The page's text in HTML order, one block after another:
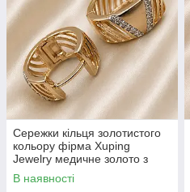
Сережки кільця золотистого
кольору фірма Xuping
Jewelry медичне золото з
камінчиками та насічками
діаметр 15 мм
В наявності